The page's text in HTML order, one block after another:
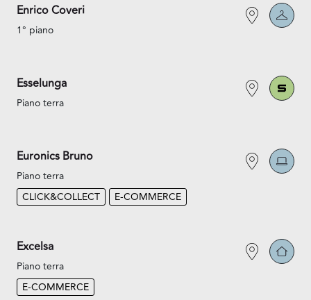
Enrico Coveri
1° piano
Esselunga
Piano terra
Euronics Bruno
Piano terra
CLICK&COLLECT
E-COMMERCE
Excelsa
Piano terra
E-COMMERCE